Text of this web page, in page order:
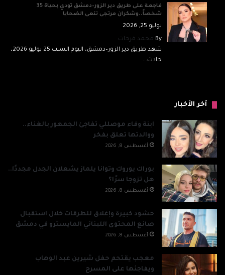
فاجعة على طريق دير الزور–دمشق تودي بحياة 35
شخصاً..وشكران مرتجى تنعى الضحايا
يوليو 25, 2026
By محمد فرحات
شهد طريق دير الزور–دمشق، اليوم السبت 25 يوليو 2026،
حادث...
آخر الأخبار
ابنة وفاء موصللي تفاجئ الجمهور بالغناء..
ووالدتها تعلق بفخر
أغسطس 8, 2026
بوراك يوروك وتوانا يلماز يشعلان الجدل مجددًا..
هل تزوجا سرًا؟
أغسطس 8, 2026
حشود كبيرة وإغلاق للطرقات خلال استقبال
صانع المحتوى اللبناني المايسترو في دمشق
أغسطس 8, 2026
معجب يقتحم حفل شيرين عبد الوهاب
ويفاجئها على المسرح